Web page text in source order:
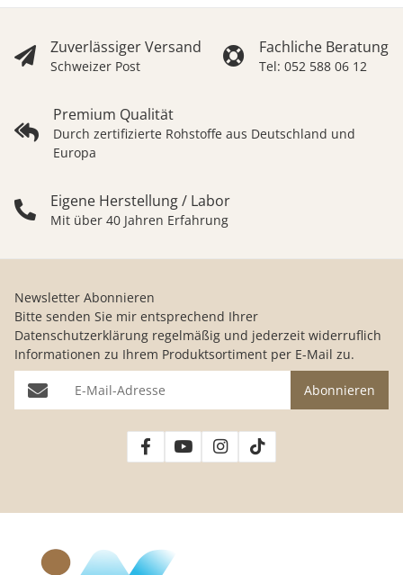
Zuverlässiger Versand
Schweizer Post
Fachliche Beratung
Tel: 052 588 06 12
Premium Qualität
Durch zertifizierte Rohstoffe aus Deutschland und
Europa
Eigene Herstellung / Labor
Mit über 40 Jahren Erfahrung
Newsletter Abonnieren
Bitte senden Sie mir entsprechend Ihrer
Datenschutzerklärung regelmäßig und jederzeit widerruflich
Informationen zu Ihrem Produktsortiment per E-Mail zu.
E-Mail-Adresse Abonnieren